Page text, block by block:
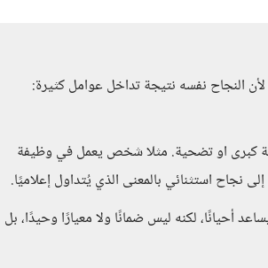
النجاح نفسه نتيجة تداخل عوامل كثيرة:
كبرى او تضحية. مثلا شخص يعمل في وظيفة
نجاح استثنائي بالمعنى الذي يُتداول إعلاميًا.
أحيانًا، لكنه ليس ضمانًا ولا معيارًا وحيدًا، بل